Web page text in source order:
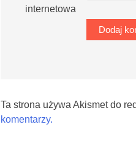
internetowa
Ta strona używa Akismet do
komentarzy.